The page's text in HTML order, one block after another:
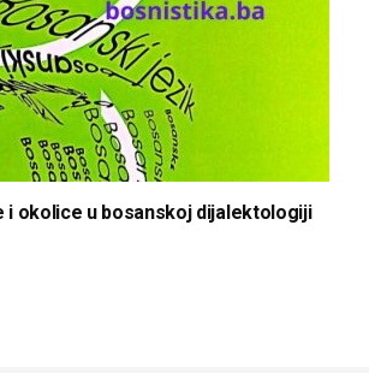
i okolice u bosanskoj dijalektologiji